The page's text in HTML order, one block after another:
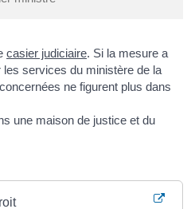
casier judiciaire. Si la mesure a
services du ministère de la
ne figurent plus dans
une maison de justice et du